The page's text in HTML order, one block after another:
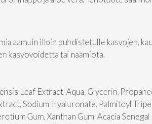
aamuin illoin puhdistetulle kasvojen,
kasvovoidetta tai naamiota.
Leaf Extract, Aqua, Glycerin,
Sodium Hyaluronate, Palmitoyl
Gum, Xanthan Gum, Acacia